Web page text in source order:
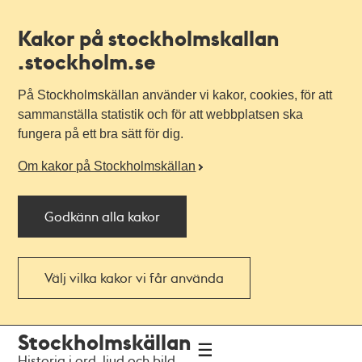
Kakor på stockholmskallan
.stockholm.se
På Stockholmskällan använder vi kakor, cookies, för att
sammanställa statistik och för att webbplatsen ska
fungera på ett bra sätt för dig.
Om kakor på Stockholmskällan
Godkänn alla kakor
Välj vilka kakor vi får använda
navigationen
huvudinnehållet
Stockholmskällan